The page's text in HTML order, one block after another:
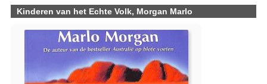
Kinderen van het Echte Volk, Morgan Marlo